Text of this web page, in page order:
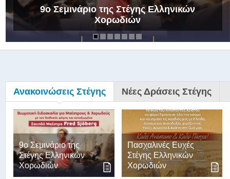
9ο Σεμινάριο της Στέγης Ελληνικών
Χορωδιών
Ανακοινώσεις Στέγης Νέες Δράσεις Στέγης
9ο Σεμινάριο της
Στέγης Ελληνικών
Χορωδιών
Πασχαλινές Ευχές
Στέγης Ελληνικών
Χορωδιών